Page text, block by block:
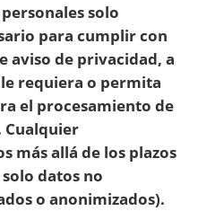
solo
para cumplir con
aviso de privacidad, a
requiera o permita
el procesamiento de
Cualquier
más allá de los plazos
datos no
o anonimizados).